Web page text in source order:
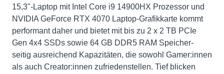
15,3"-Laptop mit Intel Core i9 14900HX Prozessor und
NVIDIA GeForce RTX 4070 Laptop-Grafikkarte kommt
performant daher und bietet mit bis zu 2 x 2 TB PCIe
Gen 4x4 SSDs sowie 64 GB DDR5 RAM Speicher-
seitig ausreichend Kapazitäten, die sowohl Gamer:innen
als auch Creator:innen zufriedenstellen. Tief blicken